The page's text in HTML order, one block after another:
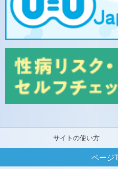
サイトの使い方
ページ